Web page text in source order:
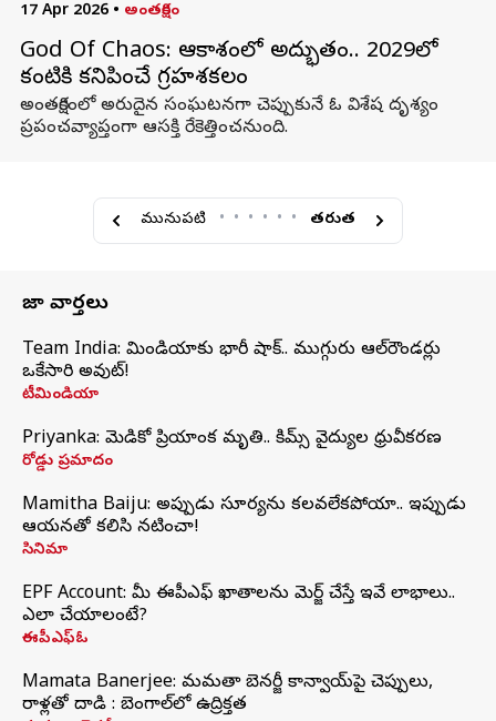
17 Apr 2026 • అంతరిక్షం
God Of Chaos: ఆకాశంలో అద్భుతం.. 2029లో
కంటికి కనిపించే గ్రహశకలం
అంతరిక్షంలో అరుదైన సంఘటనగా చెప్పుకునే ఓ విశేష దృశ్యం
ప్రపంచవ్యాప్తంగా ఆసక్తి రేకెత్తించనుంది.
మునుపటి • • • • • • తరువాత
తాజా వార్తలు
Team India: టీమిండియాకు భారీ షాక్.. ముగ్గురు ఆల్‌రౌండర్లు
ఒకేసారి అవుట్!
టీమిండియా
Priyanka: మెడికో ప్రియాంక మృతి.. కిమ్స్‌ వైద్యుల ధ్రువీకరణ
రోడ్డు ప్రమాదం
Mamitha Baiju: అప్పుడు సూర్యను కలవలేకపోయా.. ఇప్పుడు
ఆయనతో కలిసి నటించా!
సినిమా
EPF Account: మీ ఈపీఎఫ్ ఖాతాలను మెర్జ్ చేస్తే ఇవే లాభాలు..
ఎలా చేయాలంటే?
ఈపీఎఫ్ఓ
Mamata Banerjee: మమతా బెనర్జీ కాన్వాయ్‌పై చెప్పులు,
రాళ్లతో దాడి : బెంగాల్‌లో ఉద్రిక్తత